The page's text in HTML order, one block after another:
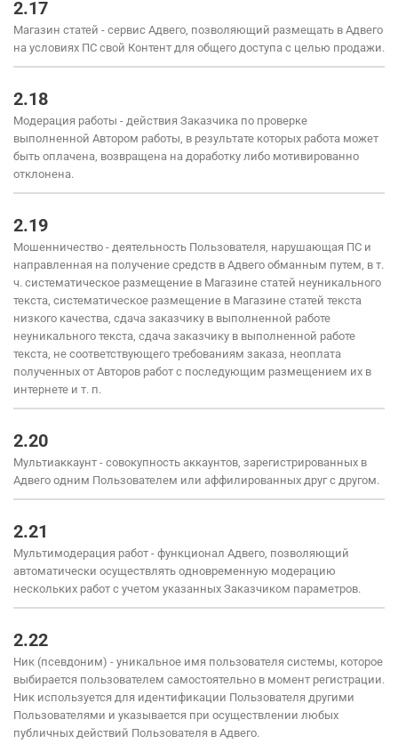
2.17
Магазин статей - сервис Адвего, позволяющий размещать в Адвего
на условиях ПС свой Контент для общего доступа с целью продажи.
2.18
Модерация работы - действия Заказчика по проверке
выполненной Автором работы, в результате которых работа может
быть оплачена, возвращена на доработку либо мотивированно
отклонена.
2.19
Мошенничество - деятельность Пользователя, нарушающая ПС и
направленная на получение средств в Адвего обманным путем, в т.
ч. систематическое размещение в Магазине статей неуникального
текста, систематическое размещение в Магазине статей текста
низкого качества, сдача заказчику в выполненной работе
неуникального текста, сдача заказчику в выполненной работе
текста, не соответствующего требованиям заказа, неоплата
полученных от Авторов работ с последующим размещением их в
интернете и т. п.
2.20
Мультиаккаунт - совокупность аккаунтов, зарегистрированных в
Адвего одним Пользователем или аффилированных друг с другом.
2.21
Мультимодерация работ - функционал Адвего, позволяющий
автоматически осуществлять одновременную модерацию
нескольких работ с учетом указанных Заказчиком параметров.
2.22
Ник (псевдоним) - уникальное имя пользователя системы, которое
выбирается пользователем самостоятельно в момент регистрации.
Ник используется для идентификации Пользователя другими
Пользователями и указывается при осуществлении любых
публичных действий Пользователя в Адвего.